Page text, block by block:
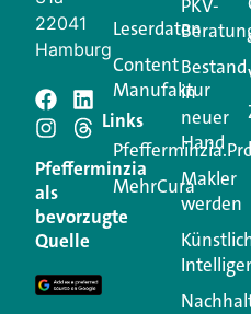
Schreiben Sie
Kommentar
Ihre E-Mail-Adresse wird
Erforderliche Felder sind
Kommentar
22041
Hamburg
Pfefferminzia
als
bevorzugte
Quelle
Leserdaten
Content
Manufaktur
Links
MehrCura
PKV-
Bestand
in
neuer
Hand
Makler
werden